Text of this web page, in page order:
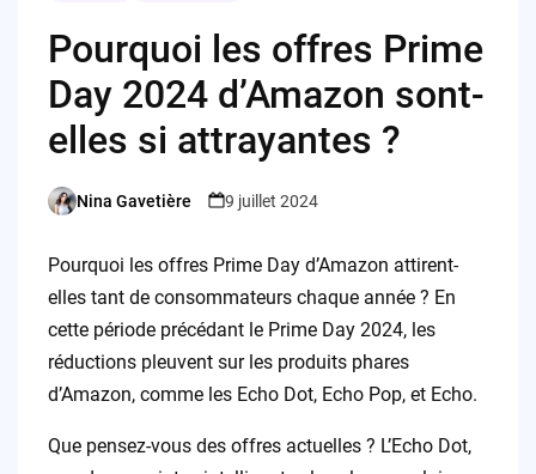
Pourquoi les offres Prime
Day 2024 d’Amazon sont-
elles si attrayantes ?
Posted
Nina Gavetière 9 juillet 2024
Pourquoi les offres Prime Day d’Amazon attirent-
elles tant de consommateurs chaque année ? En
cette période précédant le Prime Day 2024, les
réductions pleuvent sur les produits phares
d’Amazon, comme les Echo Dot, Echo Pop, et Echo.
Que pensez-vous des offres actuelles ? L’Echo Dot,